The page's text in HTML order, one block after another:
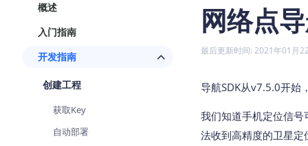
搜索 HOT
位置、周边、行政区、ID等查询
JS Android iOS
基于LBS的定位服务
地理/逆地理编码
位置名称与经纬度之间转换服务
提供智能守护与运动出行解决方
智能眼镜实时导航及智慧出行解
世界地图 NEW
合规精确的两轮车场景导航
Web高级服务API
技术服务许可
Android定位
浏览器定位
自定义地图
认证开发商
概述
入门指南
开发指南
创建工程
获取Key
自动部署
网络点
最后更新时间: 2021年01月
导航SDK从v7.5.0开始
我们知道手机定位信
法收到高精度的卫星